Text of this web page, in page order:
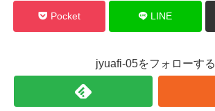
Pocket LINE
jyuafi-05をフォローする